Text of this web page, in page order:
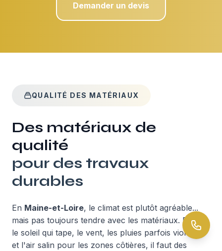
Demander un devis
QUALITÉ DES MATÉRIAUX
Des matériaux de
qualité
pour des travaux
durables
En Maine-et-Loire, le climat est plutôt agréable...
mais pas toujours tendre avec les matériaux. Entre
le soleil qui tape, le vent, les pluies parfois violentes
et l'air salin pour les zones côtières, il faut des